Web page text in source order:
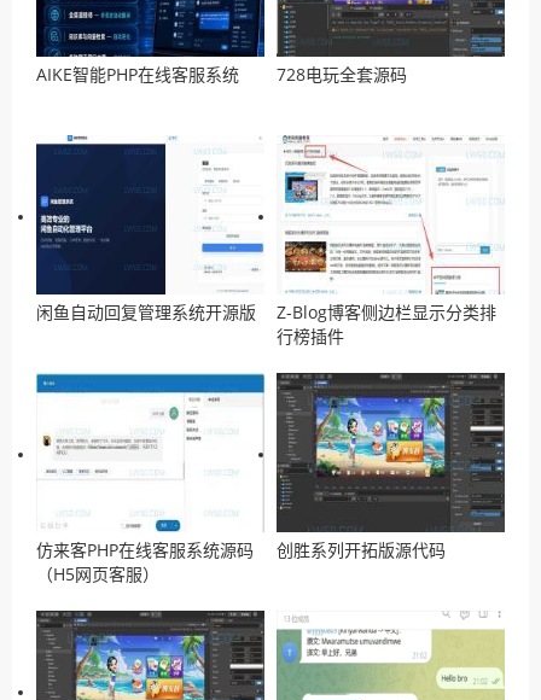
AIKE智能PHP在线客服系统 728电玩全套源码
闲鱼自动回复管理系统开源版
Z-Blog博客侧边栏显示分类排
行榜插件
仿来客PHP在线客服系统源码
（H5网页客服）
创胜系列开拓版源代码